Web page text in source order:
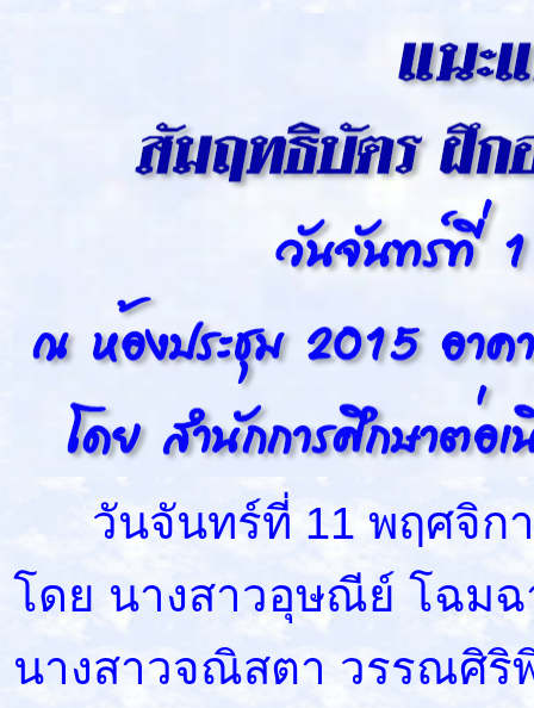
วันจันทร์ที่ 11 พฤศจิก
โดย นางสาวอุษณีย์ โฉมฉ
นางสาวจณิสตา วรรณศิ